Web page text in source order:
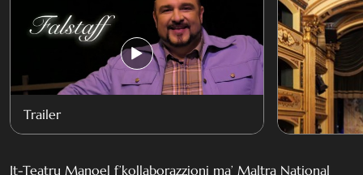
Trailer
It-Teatru Manoel f’kollaborazzjoni ma’ Maltra National